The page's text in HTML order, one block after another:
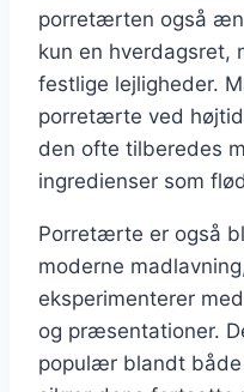
porretærten også
kun en hverdagsret,
festlige lejligheder.
porretærte ved
den ofte tilberedes
ingredienser som
Porretærte er også
moderne
eksperimenterer
og præsentationer.
populær blandt